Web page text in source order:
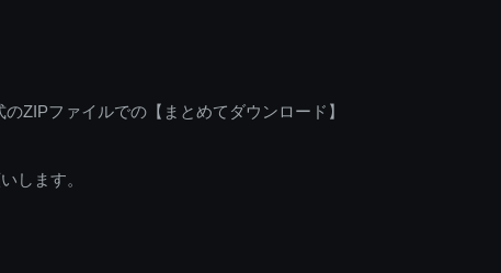
ZIPファイルでの【まとめてダウンロード】
します。